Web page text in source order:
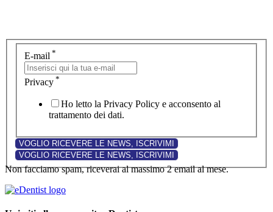
E-mail *
Privacy *
Ho letto la Privacy Policy e acconsento al
trattamento dei dati.
Non facciamo spam, riceverai al massimo 2 email al mese.